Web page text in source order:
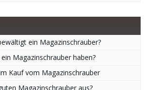
ein Magazinschrauber?
Magazinschrauber haben?
Kauf vom Magazinschrauber
Magazinschrauber aus?